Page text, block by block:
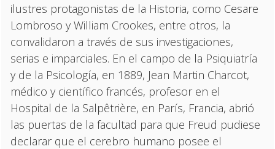
ilustres protagonistas de la Historia, como Cesare
Lombroso y William Crookes, entre otros, la
convalidaron a través de sus investigaciones,
serias e imparciales. En el campo de la Psiquiatría
y de la Psicología, en 1889, Jean Martin Charcot,
médico y científico francés, profesor en el
Hospital de la Salpêtrière, en París, Francia, abrió
las puertas de la facultad para que Freud pudiese
declarar que el cerebro humano posee el